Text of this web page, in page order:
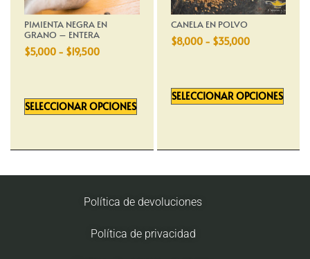
PIMIENTA NEGRA EN
GRANO – ENTERA
$5,000 - $19,500
SELECCIONAR OPCIONES
CANELA EN POLVO
$8,000 - $35,000
SELECCIONAR OPCIONES
Política de devoluciones
Política de privacidad